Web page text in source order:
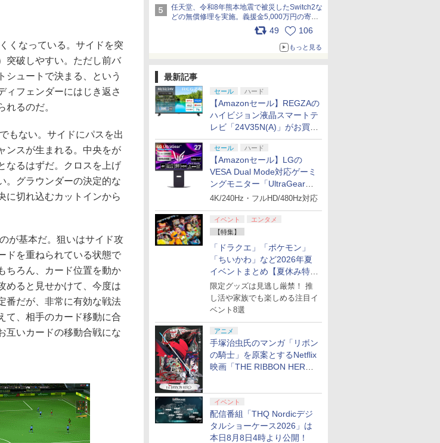
任天堂、令和8年熊本地震で被災したSwitch2な
どの無償修理を実施。義援金5,000万円の寄付
も発表 pic.x.com/BAYsMfUfUC
49 106
もっと見る
最新記事
セール ハード
【Amazonセール】REGZAの
ハイビジョン液晶スマートテ
レビ「24V35N(A)」がお買い
得！
セール ハード
【Amazonセール】LGの
VESA Dual Mode対応ゲーミ
ングモニター「UltraGear
27G850A-B」がお買い得！
4K/240Hz・フルHD/480Hz対応
イベント
エンタメ
【特集】
「ドラクエ」「ポケモン」
「ちいかわ」など2026年夏
イベントまとめ【夏休み特
集】
限定グッズは見逃し厳禁！ 推
し活や家族でも楽しめる注目イ
ベント8選
アニメ
手塚治虫氏のマンガ「リボン
の騎士」を原案とするNetflix
映画「THE RIBBON HERO
イベント
配信番組「THQ Nordicデジ
タルショーケース2026」は
本日8月8日4時より公開！
くなっている。サイドを突
突破しやすい。ただし前バ
シュートで決まる、という
ィフェンダーにはじき返さ
るのだ。
もない。サイドにパスを出
ンスが生まれる。中央をが
なるはずだ。クロスを上げ
。グラウンダーの決定的な
に切れ込むカットインから
が基本だ。狙いはサイド攻
ドを重ねられている状態で
ちろん、カード位置を動か
めると見せかけて、今度は
番だが、非常に有効な戦法
て、相手のカード移動に合
互いカードの移動合戦にな